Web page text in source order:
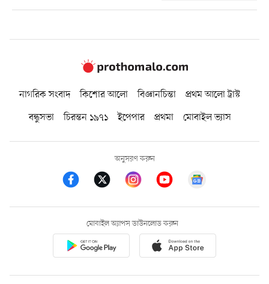
নাগরিক সংবাদ কিশোর আলো বিজ্ঞানচিন্তা
প্রথম আলো ট্রাস্ট
বন্ধুসভা
চিরন্তন ১৯৭১ ইপেপার প্রথমা মোবাইল ভ্যাস
অনুসরণ করুন
মোবাইল অ্যাপস ডাউনলোড করুন